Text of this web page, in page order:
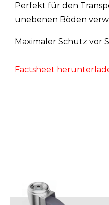
Perfekt für den
unebenen Böden
Maximaler Schutz vor
Factsheet